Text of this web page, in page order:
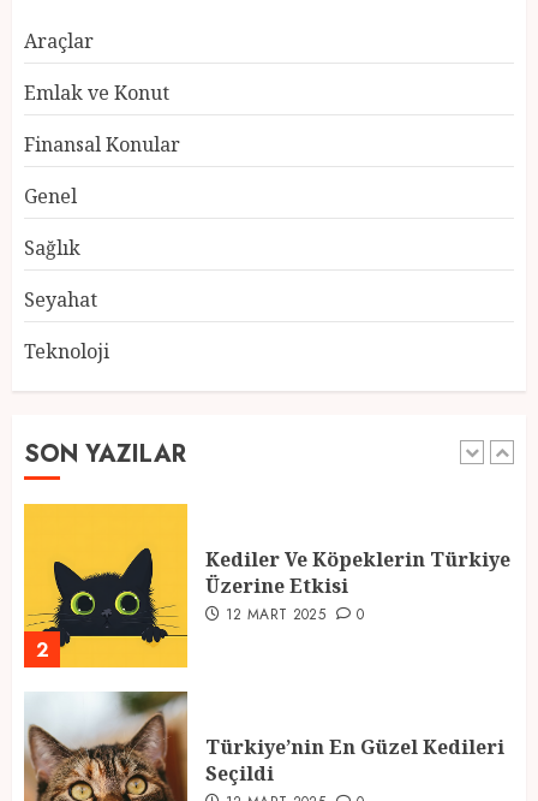
Araçlar
Emlak ve Konut
Finansal Konular
Genel
Sağlık
Seyahat
Teknoloji
SON YAZILAR
4
5
Atmosfer ve Özel Hazırlıklar
1
2025 En İyi Yaz Tatilleri
2
Kediler Ve Köpeklerin Türkiye
Üzerine Etkisi
12 MART 2025 0
Türkiye’nin En Güzel Kedileri
Seçildi